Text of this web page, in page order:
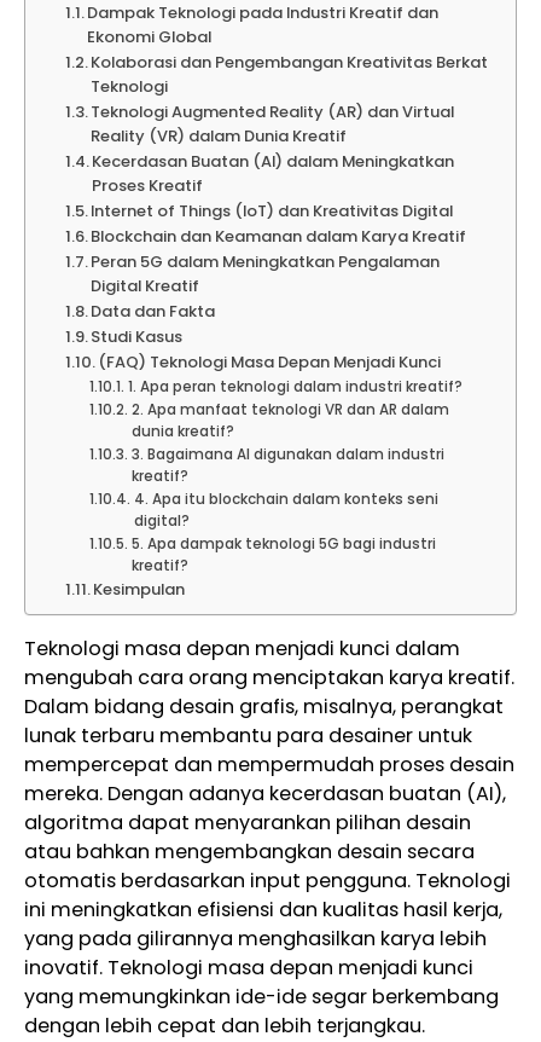
Dampak Teknologi pada Industri Kreatif dan
Ekonomi Global
Kolaborasi dan Pengembangan Kreativitas Berkat
Teknologi
Teknologi Augmented Reality (AR) dan Virtual
Reality (VR) dalam Dunia Kreatif
Kecerdasan Buatan (AI) dalam Meningkatkan
Proses Kreatif
Internet of Things (IoT) dan Kreativitas Digital
Blockchain dan Keamanan dalam Karya Kreatif
Peran 5G dalam Meningkatkan Pengalaman
Digital Kreatif
Data dan Fakta
Studi Kasus
(FAQ) Teknologi Masa Depan Menjadi Kunci
1. Apa peran teknologi dalam industri kreatif?
2. Apa manfaat teknologi VR dan AR dalam
dunia kreatif?
3. Bagaimana AI digunakan dalam industri
kreatif?
4. Apa itu blockchain dalam konteks seni
digital?
5. Apa dampak teknologi 5G bagi industri
kreatif?
Kesimpulan
Teknologi masa depan menjadi kunci dalam
mengubah cara orang menciptakan karya kreatif.
Dalam bidang desain grafis, misalnya, perangkat
lunak terbaru membantu para desainer untuk
mempercepat dan mempermudah proses desain
mereka. Dengan adanya kecerdasan buatan (AI),
algoritma dapat menyarankan pilihan desain
atau bahkan mengembangkan desain secara
otomatis berdasarkan input pengguna. Teknologi
ini meningkatkan efisiensi dan kualitas hasil kerja,
yang pada gilirannya menghasilkan karya lebih
inovatif. Teknologi masa depan menjadi kunci
yang memungkinkan ide-ide segar berkembang
dengan lebih cepat dan lebih terjangkau.